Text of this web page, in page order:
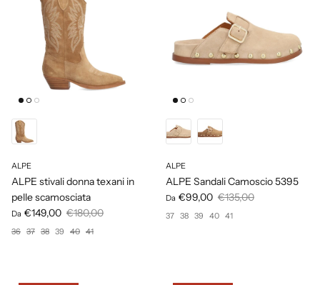
ALPE
ALPE stivali donna texani in
pelle scamosciata
Da €149,00 €180,00
36 37 38 39 40 41
ALPE
ALPE Sandali Camoscio 5395
Da €99,00 €135,00
37 38 39 40 41